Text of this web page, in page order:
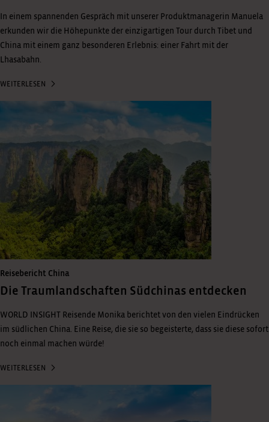
In einem spannenden Gespräch mit unserer Produktmanagerin Manuela
erkunden wir die Höhepunkte der einzigartigen Tour durch Tibet und
China mit einem ganz besonderen Erlebnis: einer Fahrt mit der
Lhasabahn.
WEITERLESEN
Reisebericht China
Die Traumlandschaften Südchinas entdecken
WORLD INSIGHT Reisende Monika berichtet von den vielen Eindrücken
im südlichen China. Eine Reise, die sie so begeisterte, dass sie diese sofort
noch einmal machen würde!
WEITERLESEN